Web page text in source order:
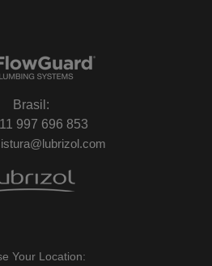
Brasil:
997 696 853
Your Location: